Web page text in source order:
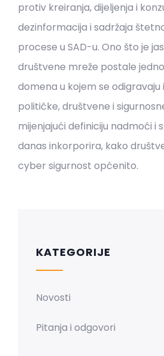
protiv kreiranja, dijeljenja i
dezinformacija i sadržaja
procese u SAD-u. Ono što je
društvene mreže postale
domena u kojem se odigravaju
političke, društvene i
mijenjajući definiciju nadmoći i
danas inkorporira, kako
cyber sigurnost općenito.
KATEGORIJE
Novosti
Pitanja i odgovori